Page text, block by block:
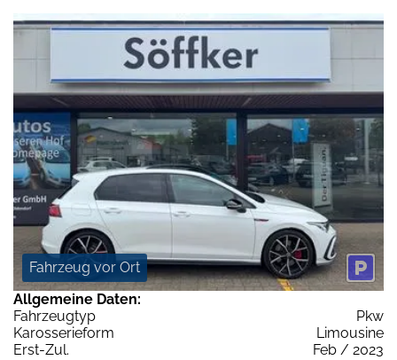
Fahrzeug vor Ort
Allgemeine Daten:
Fahrzeugtyp
Pkw
Karosserieform
Limousine
Erst-Zul.
Feb / 2023